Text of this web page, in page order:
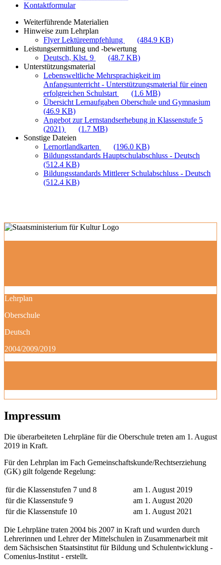
Kontaktformular
Weiterführende Materialien
Hinweise zum Lehrplan
Flyer Lektüreempfehlung
(484.9 KB)
Leistungsermittlung und -bewertung
Deutsch, Klst. 9
(48.7 KB)
Unterstützungsmaterial
Lebensweltliche Mehrsprachigkeit im
Anfangsunterricht - Unterstützungsmaterial für einen
erfolgreichen Schulstart
(1.6 MB)
Übersicht Lernaufgaben Oberschule und Gymnasium
(46.9 KB)
Angebot zur Lernstandserhebung in Klassenstufe 5
(2021)
(1.7 MB)
Sonstige Dateien
Lernortlandkarten
(196.0 KB)
Bildungsstandards Hauptschulabschluss - Deutsch
(512.4 KB)
Bildungsstandards Mittlerer Schulabschluss - Deutsch
(512.4 KB)
Lehrplan
Oberschule
Deutsch
2004/2009/2019
Impressum
Die überarbeiteten Lehrpläne für die Oberschule treten am 1. August
2019 in Kraft.
Für den Lehrplan im Fach Gemeinschaftskunde/Rechtserziehung
(GK) gilt folgende Regelung:
für die Klassenstufen 7 und 8
am 1. August 2019
für die Klassenstufe 9
am 1. August 2020
für die Klassenstufe 10
am 1. August 2021
Die Lehrpläne traten 2004 bis 2007 in Kraft und wurden durch
Lehrerinnen und Lehrer der Mittelschulen in Zusammenarbeit mit
dem Sächsischen Staatsinstitut für Bildung und Schulentwicklung -
Comenius-Institut - erstellt.